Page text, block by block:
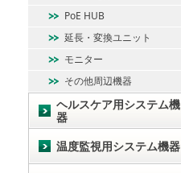
PoE HUB
延長・変換ユニット
モニター
その他周辺機器
ヘルスケア用システム機
器
温度監視用システム機器